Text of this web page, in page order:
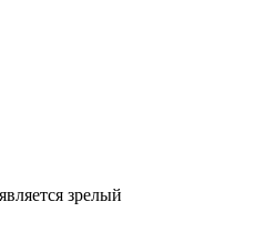
зрелый